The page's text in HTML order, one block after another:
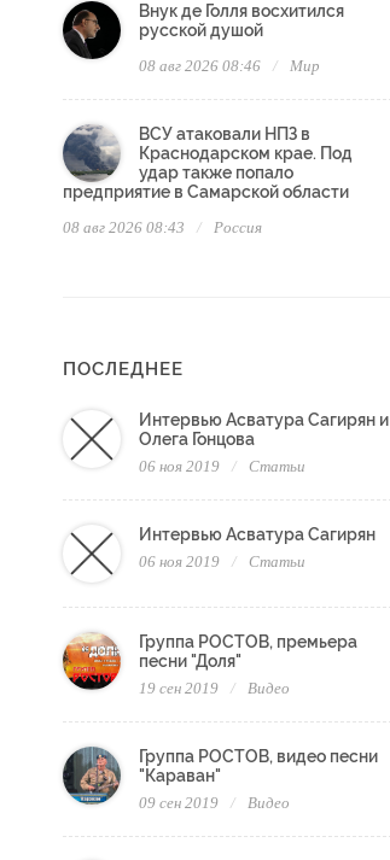
Внук де Голля восхитился
русской душой
08 авг 2026 08:46 Мир
ВСУ атаковали НПЗ в
Краснодарском крае. Под
удар также попало
предприятие в Самарской области
08 авг 2026 08:43 Россия
ПОСЛЕДНЕЕ
Интервью Асватура Сагирян и
Олега Гонцова
06 ноя 2019 Статьи
Интервью Асватура Сагирян
06 ноя 2019 Статьи
Группа РОСТОВ, премьера
песни "Доля"
19 сен 2019 Видео
Группа РОСТОВ, видео песни
"Караван"
09 сен 2019 Видео